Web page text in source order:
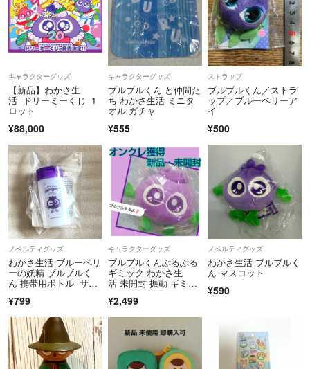
※取り置きはラクマのルール上できません
▶︎購入申請後の無断キャンセルが本当に多いです。キャンセルの場合連
絡下さい。
気持ちいいお取引をしたいと思いますのでよろしくお願いします⸜(´ ˘ `
∗)⸝
キャラクターグッズ
【新品】わかさ生
活 ドリーミーくじ 1
ロット
¥88,000
キャラクターグッズ
ブルブルくん と仲間た
ち わかさ生活 ミニタ
オル ガチャ
¥555
ストラップ
ブルブルくん／ストラ
ップ／ブルーベリーア
イ
¥500
ノベルティグッズ
わかさ生活 ブルーベリ
ーの妖精 ブルブルく
ん 携帯用ボトル サプ
¥799
キャラクターグッズ
ブルブルくんぶるぶる
ギミック わかさ生
活 未開封 振動 ギミッ
¥2,499
ノベルティグッズ
わかさ生活 ブルブルく
ん マスコット
¥590